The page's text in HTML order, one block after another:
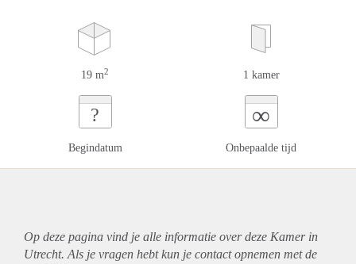
19 m2 1 kamer
?
Begindatum
∞
Onbepaalde tijd
Op deze pagina vind je alle informatie over deze Kamer in
Utrecht. Als je vragen hebt kun je contact opnemen met de